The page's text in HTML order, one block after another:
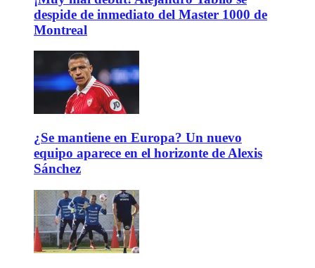
despide de inmediato del Master 1000 de
Montreal
¿Se mantiene en Europa? Un nuevo
equipo aparece en el horizonte de Alexis
Sánchez